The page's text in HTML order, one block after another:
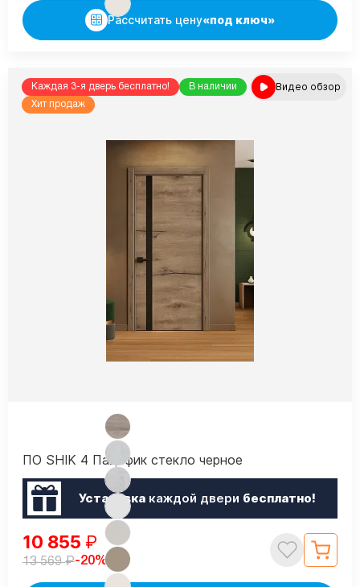
Рассчитать цену«под ключ»
Каждая 3-я дверь бесплатно!
В наличии
Хит продаж
Видео обзор
ПО SHIK 4 Пацифик стекло черное
Установкакаждой двери бесплатно!
10 855 ₽
13 569₽-20%